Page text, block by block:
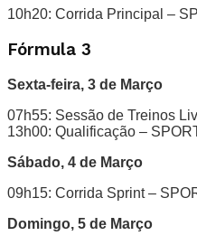
10h20: Corrida Principal –
Fórmula 3
Sexta-feira, 3 de Março
07h55: Sessão de Treinos
13h00: Qualificação –
Sábado, 4 de Março
09h15: Corrida Sprint –
Domingo, 5 de Março